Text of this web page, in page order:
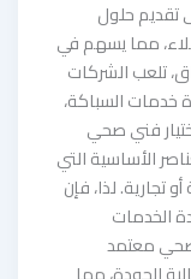
تقديم حلول
مما يسهم في
تلعب الشركات
خدمات السباكة،
فني صحي
الأساسية التي
تجارية. لذا، فإن
الخدمات
معتمد